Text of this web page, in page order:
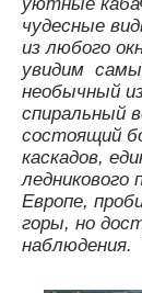
чудесные
из любого
увидим
необычный
спиральный
состоящий
каскадов,
ледникового
Европе,
горы, но
наблюдения.